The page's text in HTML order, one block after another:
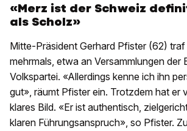
«Merz ist der Schweiz
als Scholz»
Mitte-Präsident Gerhard Pfister (62)
mehrmals, etwa an Versammlungen der
Volkspartei. «Allerdings kenne ich ihn
gut», räumt Pfister ein. Trotzdem hat er
klares Bild. «Er ist authentisch,
klaren Führungsanspruch», so Pfister.